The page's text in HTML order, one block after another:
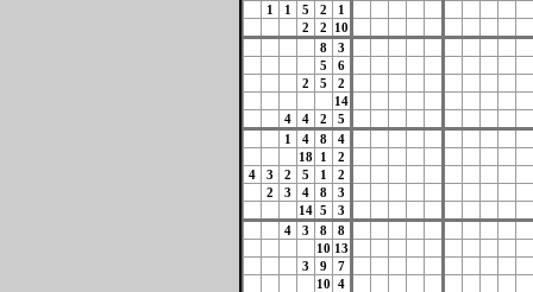
1
1 5 2
1
2
2
10
8
3
5
6
2
5
2
14
4
4 2
5
1
4 8
4
18 1
2
4
3 2 5 1
2
2
3 4 8
3
14 5
3
4
3 8
8
10 13
3
9
7
10 4